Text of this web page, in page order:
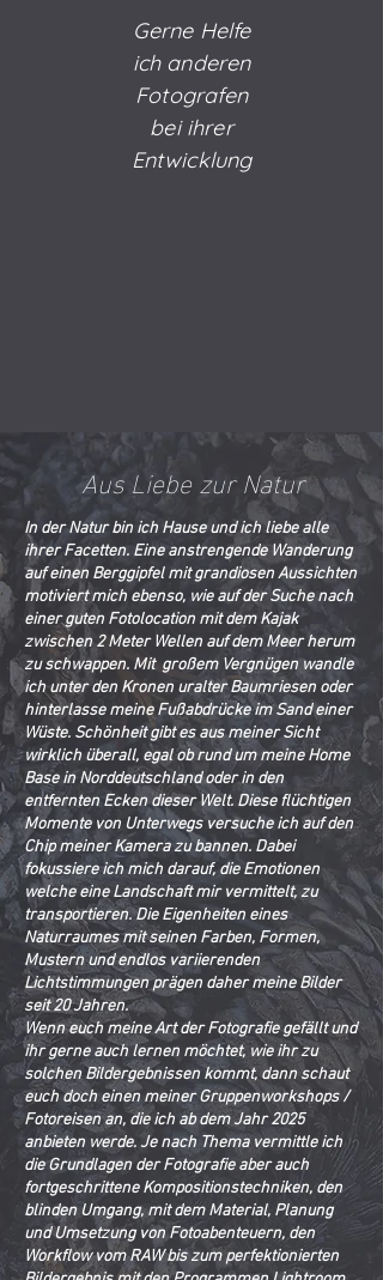
Gerne Helfe
ich anderen
Fotografen
bei ihrer
Entwicklung
Aus Liebe zur Natur
In der Natur bin ich Hause und ich liebe alle
ihrer Facetten. Eine anstrengende Wanderung
auf einen Berggipfel mit grandiosen Aussichten
motiviert mich ebenso, wie auf der Suche nach
einer guten Fotolocation mit dem Kajak
zwischen 2 Meter Wellen auf dem Meer herum
zu schwappen. Mit großem Vergnügen wandle
ich unter den Kronen uralter Baumriesen oder
hinterlasse meine Fußabdrücke im Sand einer
Wüste. Schönheit gibt es aus meiner Sicht
wirklich überall, egal ob rund um meine Home
Base in Norddeutschland oder in den
entfernten Ecken dieser Welt. Diese flüchtigen
Momente von Unterwegs versuche ich auf den
Chip meiner Kamera zu bannen. Dabei
fokussiere ich mich darauf, die Emotionen
welche eine Landschaft mir vermittelt, zu
transportieren. Die Eigenheiten eines
Naturraumes mit seinen Farben, Formen,
Mustern und endlos variierenden
Lichtstimmungen prägen daher meine Bilder
seit 20 Jahren.
Wenn euch meine Art der Fotografie gefällt und
ihr gerne auch lernen möchtet, wie ihr zu
solchen Bildergebnissen kommt, dann schaut
euch doch einen meiner Gruppenworkshops /
Fotoreisen an, die ich ab dem Jahr 2025
anbieten werde. Je nach Thema vermittle ich
die Grundlagen der Fotografie aber auch
fortgeschrittene Kompositionstechniken, den
blinden Umgang, mit dem Material, Planung
und Umsetzung von Fotoabenteuern, den
Workflow vom RAW bis zum perfektionierten